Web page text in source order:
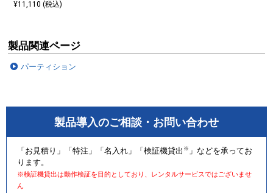
¥11,110 (税込)
製品関連ページ
パーティション
製品導入のご相談・お問い合わせ
「お見積り」「特注」「名入れ」「検証機貸出 ※ 」などを承ってお
ります。
※検証機貸出は動作検証を目的としており、レンタルサービスではございませ
ん